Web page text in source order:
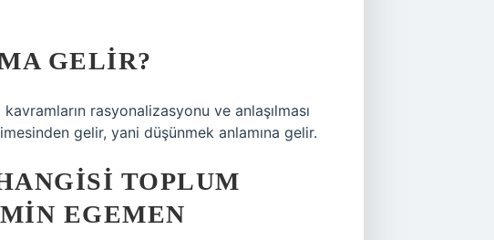
GELIR?
rasyonalizasyonu ve anlaşılması
gelir, yani düşünmek anlamına gelir.
TOPLUM
EGEMEN